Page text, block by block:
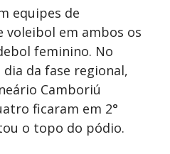
equipes de
voleibol em ambos os
feminino. No
da fase regional,
Camboriú
ficaram em 2°
o topo do pódio.